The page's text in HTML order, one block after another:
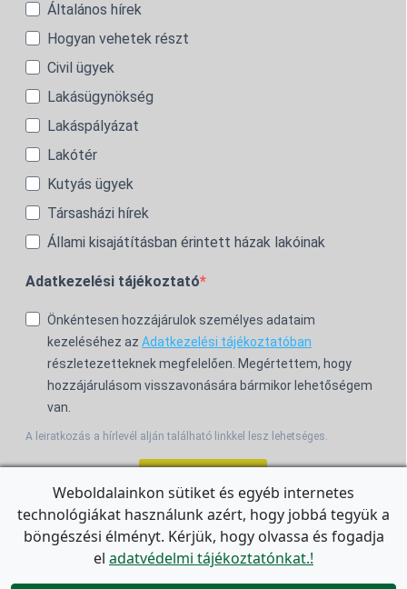
Általános hírek
Hogyan vehetek részt
Civil ügyek
Lakásügynökség
Lakáspályázat
Lakótér
Kutyás ügyek
Társasházi hírek
Állami kisajátításban érintett házak lakóinak
Adatkezelési tájékoztató
Önkéntesen hozzájárulok személyes adataim
kezeléséhez az Adatkezelési tájékoztatóban
részletezetteknek megfelelően. Megértettem, hogy
hozzájárulásom visszavonására bármikor lehetőségem
van.
A leiratkozás a hírlevél alján található linkkel lesz lehetséges.
For the English Newsletter, clickHERE.
Weboldalainkon sütiket és egyéb internetes
technológiákat használunk azért, hogy jobbá tegyük a
böngészési élményt. Kérjük, hogy olvassa és fogadja
el adatvédelmi tájékoztatónkat.!